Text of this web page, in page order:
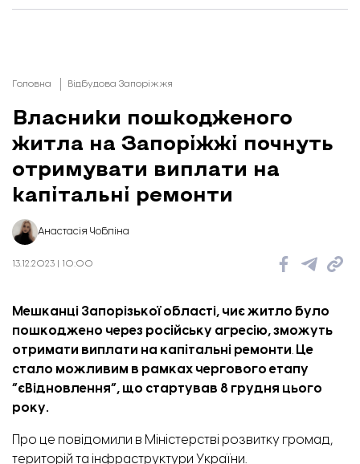
Головна Відбудова Запоріжжя
Власники пошкодженого
житла на Запоріжжі почнуть
отримувати виплати на
капітальні ремонти
Анастасія Чобліна
13.12.2023 | 10:00
Мешканці Запорізької області, чиє житло було
пошкоджено через російську агресію, зможуть
отримати виплати на капітальні ремонти. Це
стало можливим в рамках чергового етапу
“єВідновлення”, що стартував 8 грудня цього
року.
Про це повідомили в Міністерстві розвитку громад,
територій та інфраструктури України.